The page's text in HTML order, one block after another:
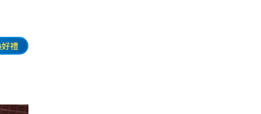
禮